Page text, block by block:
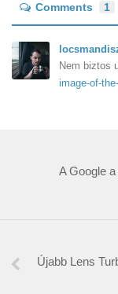
Comments 1
Nem biztos
image-of-
A Google
Újabb Lens